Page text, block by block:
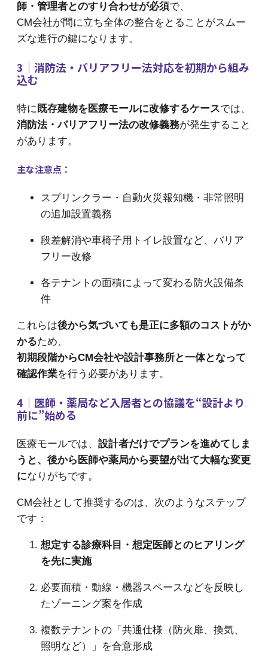
師・管理者とのすり合わせが必須で、
CM会社が間に立ち全体の整合をとることがスムー
ズな進行の鍵になります。
3｜消防法・バリアフリー法対応を初期から組み
込む
特に既存建物を医療モールに改修するケースでは、
消防法・バリアフリー法の改修義務が発生すること
があります。
主な注意点：
スプリンクラー・自動火災報知機・非常照明
の追加設置義務
段差解消や車椅子用トイレ設置など、バリア
フリー改修
各テナントの面積によって変わる防火設備条
件
これらは後から気づいても是正に多額のコストがか
かるため、
初期段階からCM会社や設計事務所と一体となって
確認作業を行う必要があります。
4｜医師・薬局など入居者との協議を“設計より
前に”始める
医療モールでは、 設計者だけでプランを進めてしま
うと、後から医師や薬局から要望が出て大幅な変更
になりがちです。
CM会社として推奨するのは、次のようなステップ
です：
想定する診療科目・想定医師とのヒアリング
を先に実施
必要面積・動線・機器スペースなどを反映し
たゾーニング案を作成
複数テナントの「共通仕様（防火扉、換気、
照明など）」を合意形成